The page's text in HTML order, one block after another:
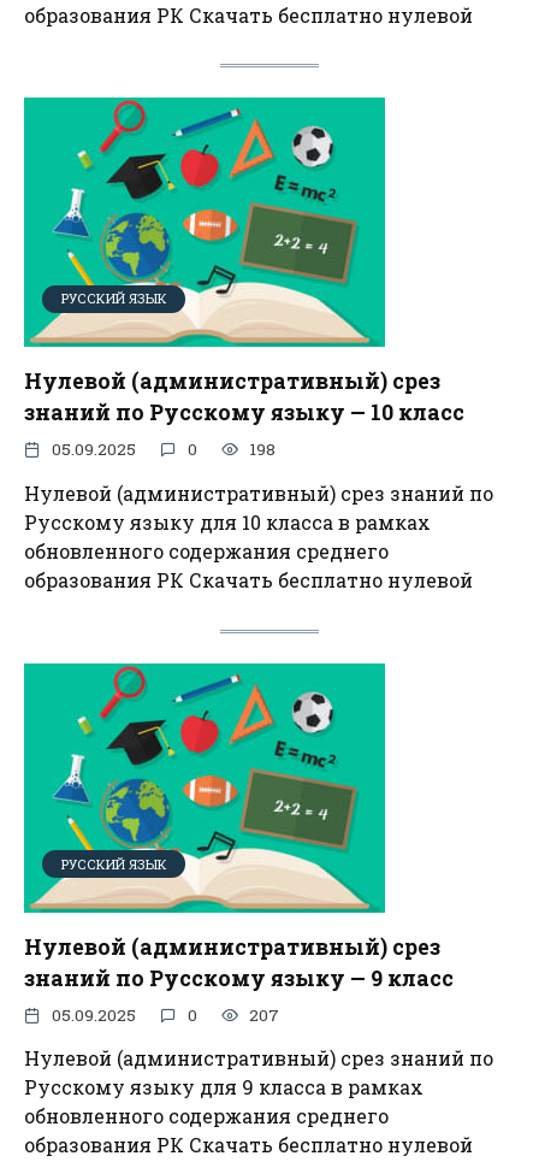
образования РК Скачать бесплатно нулевой
РУССКИЙ ЯЗЫК
Нулевой (административный) срез
знаний по Русскому языку — 10 класс
05.09.2025 0 198
Нулевой (административный) срез знаний по
Русскому языку для 10 класса в рамках
обновленного содержания среднего
образования РК Скачать бесплатно нулевой
РУССКИЙ ЯЗЫК
Нулевой (административный) срез
знаний по Русскому языку — 9 класс
05.09.2025 0 207
Нулевой (административный) срез знаний по
Русскому языку для 9 класса в рамках
обновленного содержания среднего
образования РК Скачать бесплатно нулевой